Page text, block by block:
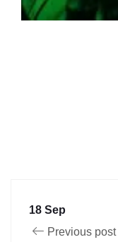
18 Sep
Previous post